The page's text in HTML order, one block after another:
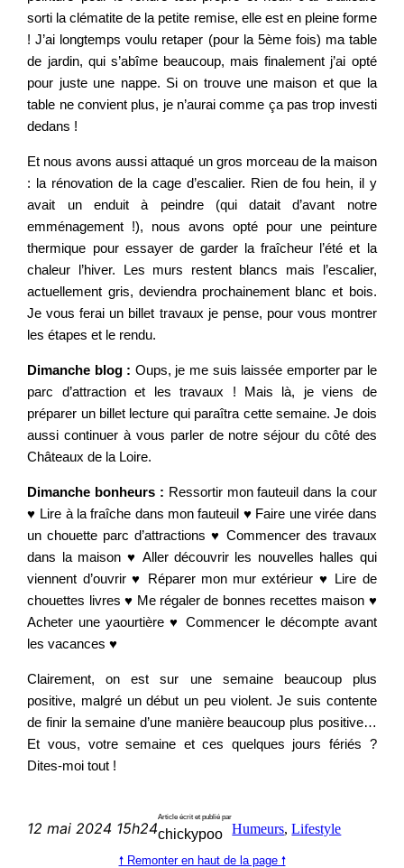
sorti la clématite de la petite remise, elle est en pleine forme
! J’ai longtemps voulu retaper (pour la 5ème fois) ma table
de jardin, qui s’abîme beaucoup, mais finalement j’ai opté
pour juste une nappe. Si on trouve une maison et que la
table ne convient plus, je n’aurai comme ça pas trop investi
dedans !
Et nous avons aussi attaqué un gros morceau de la maison
: la rénovation de la cage d’escalier. Rien de fou hein, il y
avait un enduit à peindre (qui datait d’avant notre
emménagement !), nous avons opté pour une peinture
thermique pour essayer de garder la fraîcheur l’été et la
chaleur l’hiver. Les murs restent blancs mais l’escalier,
actuellement gris, deviendra prochainement blanc et bois.
Je vous ferai un billet travaux je pense, pour vous montrer
les étapes et le rendu.
Dimanche blog : Oups, je me suis laissée emporter par le
parc d’attraction et les travaux ! Mais là, je viens de
préparer un billet lecture qui paraîtra cette semaine. Je dois
aussi continuer à vous parler de notre séjour du côté des
Châteaux de la Loire.
Dimanche bonheurs : Ressortir mon fauteuil dans la cour
♥ Lire à la fraîche dans mon fauteuil ♥ Faire une virée dans
un chouette parc d’attractions ♥ Commencer des travaux
dans la maison ♥ Aller découvrir les nouvelles halles qui
viennent d’ouvrir ♥ Réparer mon mur extérieur ♥ Lire de
chouettes livres ♥ Me régaler de bonnes recettes maison ♥
Acheter une yaourtière ♥ Commencer le décompte avant
les vacances ♥
Clairement, on est sur une semaine beaucoup plus
positive, malgré un début un peu violent. Je suis contente
de finir la semaine d’une manière beaucoup plus positive…
Et vous, votre semaine et ces quelques jours fériés ?
Dites-moi tout !
12 mai 2024 15h24
Article écrit et publié par
chickypoo Humeurs, Lifestyle
🠕 Remonter en haut de la page 🠕